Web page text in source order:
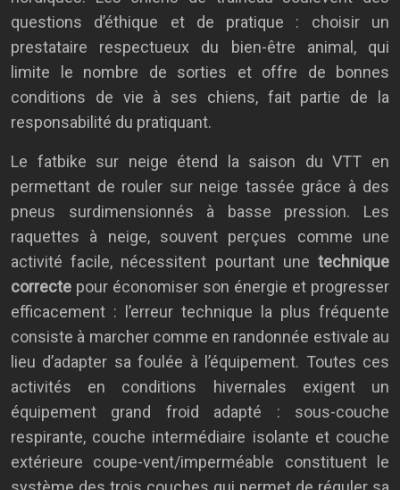
questions d’éthique et de pratique : choisir un
prestataire respectueux du bien-être animal, qui
limite le nombre de sorties et offre de bonnes
conditions de vie à ses chiens, fait partie de la
responsabilité du pratiquant.
Le fatbike sur neige étend la saison du VTT en
permettant de rouler sur neige tassée grâce à des
pneus surdimensionnés à basse pression. Les
raquettes à neige, souvent perçues comme une
activité facile, nécessitent pourtant une technique
correcte pour économiser son énergie et progresser
efficacement : l’erreur technique la plus fréquente
consiste à marcher comme en randonnée estivale au
lieu d’adapter sa foulée à l’équipement. Toutes ces
activités en conditions hivernales exigent un
équipement grand froid adapté : sous-couche
respirante, couche intermédiaire isolante et couche
extérieure coupe-vent/imperméable constituent le